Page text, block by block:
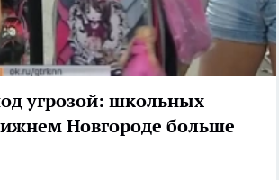
угрозой: школьных
Новгороде больше